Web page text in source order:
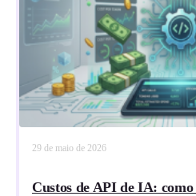
29 de maio de 2026
Custos de API de IA: